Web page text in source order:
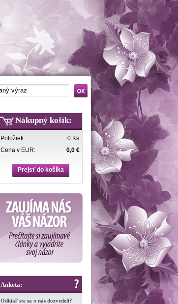
Nákupný košík:
Položiek
0 Ks
Cena v EUR:
0,0 €
Prejsť do košíka
Anketa:
Odkiaľ ste sa o nás dozvedeli?